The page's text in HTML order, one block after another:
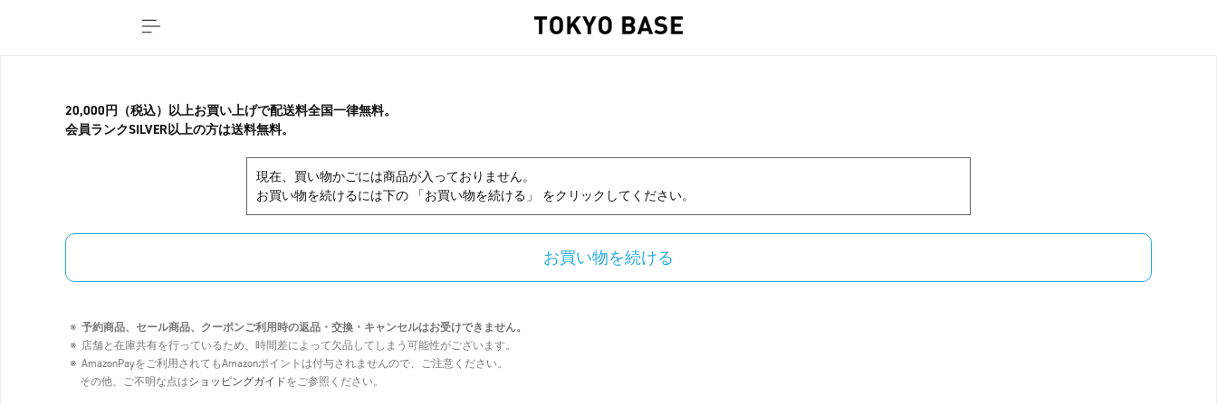
20,000円（税込）以上お買い上げで配送料全国一律無料。
会員ランクSILVER以上の方は送料無料。
現在、買い物かごには商品が入っておりません。
お買い物を続けるには下の 「お買い物を続ける」 をクリックしてください。
予約商品、セール商品、クーポンご利用時の返品・交換・キャンセルはお受けできません。
店舗と在庫共有を行っているため、時間差によって欠品してしまう可能性がございます。
AmazonPayをご利用されてもAmazonポイントは付与されませんので、ご注意ください。
その他、ご不明な点はショッピングガイドをご参照ください。